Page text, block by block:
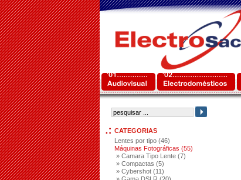
CATEGORIAS
Lentes por tipo (46)
Máquinas Fotográficas (55)
» Camara Tipo Lente (7)
» Compactas (5)
» Cybershot (11)